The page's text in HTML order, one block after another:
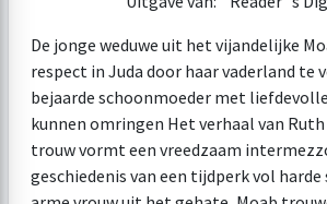
De jonge weduwe uit het vijandelijke
respect in Juda door haar vaderland te
bejaarde schoonmoeder met
kunnen omringen Het verhaal van
trouw vormt een vreedzaam
geschiedenis van een tijdperk vol harde